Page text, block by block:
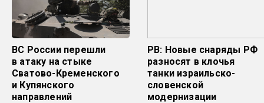
ВС России перешли
в атаку на стыке
Сватово-Кременского
и Купянского
направлений
РВ: Новые снаряды РФ
разносят в клочья
танки израильско-
словенской
модернизации